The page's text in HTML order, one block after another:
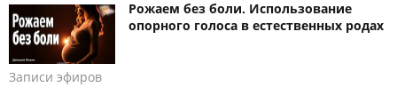
Рожаем без боли. Использование
опорного голоса в естественных родах
Записи эфиров